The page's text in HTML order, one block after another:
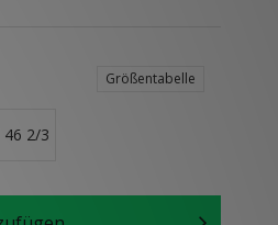
Größentabelle
46 2/3